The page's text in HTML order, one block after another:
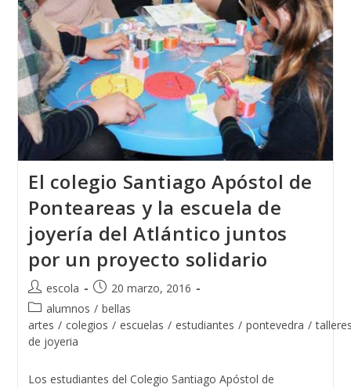
El colegio Santiago Apóstol de
Ponteareas y la escuela de
joyería del Atlántico juntos
por un proyecto solidario
Autor
de
la
entrada:
escola
Publicación
de
la
entrada:
20 marzo, 2016
Categoría
de
la
alumnos / bellas
artes / colegios / escuelas / estudiantes / pontevedra /
de joyeria
Los estudiantes del Colegio Santiago Apóstol de